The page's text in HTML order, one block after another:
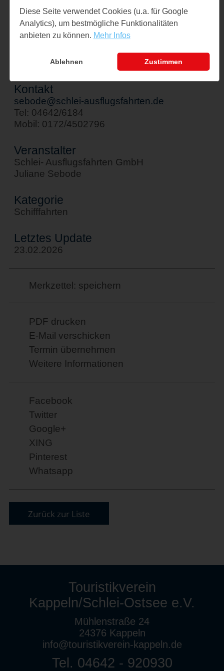
Schiff " Stadt Kappeln"
Am Hafen 1
↪ Google Maps öffnen
Kontakt
sebode@schlei-ausflugsfahrten.de
Tel: 04642/6184
Mobil: 0172/4502796
Veranstalter
Schlei- Ausflugsfahrten GmbH
Juliane Sebode
Kategorie
Schifffahrten
Letztes Update
23.02.2026
Merkzettel: speichern
PDF drucken
E-Mail verschicken
Termin übernehmen
Weitere Informationen
Facebook
Twitter
Google+
XING
Pinterest
Whatsapp
Zurück zur Liste
Touristikverein
Kappeln/Schlei-Ostsee e.V.
Mühlenstraße 24
24376 Kappeln
info@touristikverein-kappeln.de
Tel. 04642 - 920930
Diese Seite verwendet Cookies (u.a. für Google
Analytics), um bestmögliche Funktionalitäten
anbieten zu können. Mehr Infos
Ablehnen Zustimmen